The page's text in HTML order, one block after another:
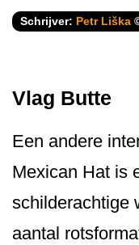
Schrijver: Petr Liška
Vlag Butte
Een andere
Mexican Hat is
schilderachtige
aantal